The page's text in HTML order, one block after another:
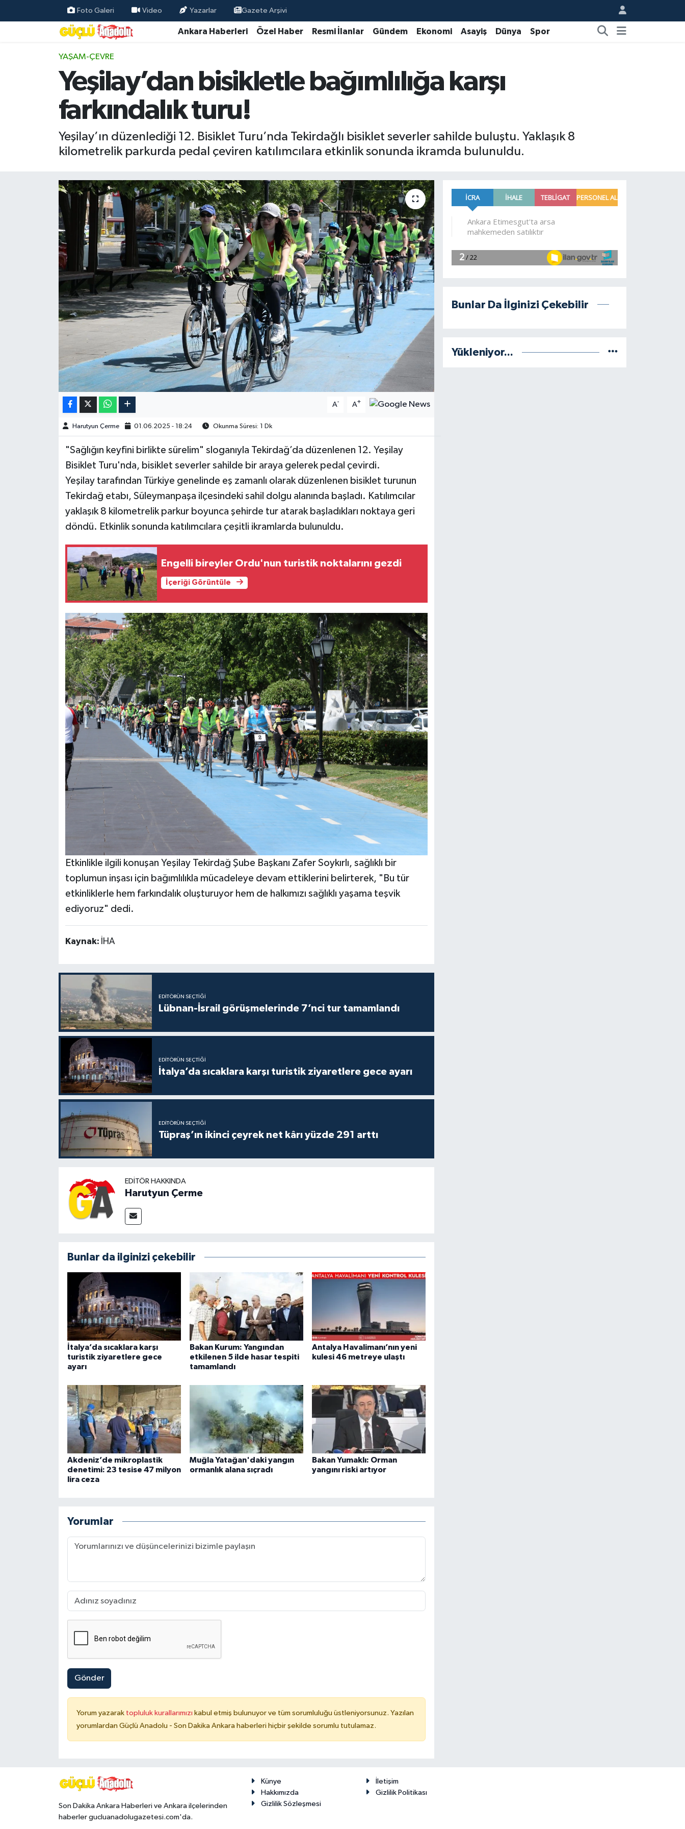
Foto Galeri Video Yazarlar Gazete Arşivi
Ankara Haberleri Özel Haber Resmi İlanlar Gündem Ekonomi Asayiş Dünya Spor
YAŞAM-ÇEVRE
Yeşilay’dan bisikletle bağımlılığa karşı
farkındalık turu!
Yeşilay’ın düzenlediği 12. Bisiklet Turu’nda Tekirdağlı bisiklet severler sahilde buluştu. Yaklaşık 8
kilometrelik parkurda pedal çeviren katılımcılara etkinlik sonunda ikramda bulunuldu.
A- A+
Harutyun Çerme 01.06.2025 - 18:24 Okunma Süresi: 1 Dk
"Sağlığın keyfini birlikte sürelim" sloganıyla Tekirdağ’da düzenlenen 12. Yeşilay
Bisiklet Turu'nda, bisiklet severler sahilde bir araya gelerek pedal çevirdi.
Yeşilay tarafından Türkiye genelinde eş zamanlı olarak düzenlenen bisiklet turunun
Tekirdağ etabı, Süleymanpaşa ilçesindeki sahil dolgu alanında başladı. Katılımcılar
yaklaşık 8 kilometrelik parkur boyunca şehirde tur atarak başladıkları noktaya geri
döndü. Etkinlik sonunda katılımcılara çeşitli ikramlarda bulunuldu.
Engelli bireyler Ordu'nun turistik noktalarını gezdi
İçeriği Görüntüle
Etkinlikle ilgili konuşan Yeşilay Tekirdağ Şube Başkanı Zafer Soykırlı, sağlıklı bir
toplumun inşası için bağımlılıkla mücadeleye devam ettiklerini belirterek, "Bu tür
etkinliklerle hem farkındalık oluşturuyor hem de halkımızı sağlıklı yaşama teşvik
ediyoruz" dedi.
Kaynak: İHA
EDITÖRÜN SEÇTIĞI
Lübnan-İsrail görüşmelerinde 7’nci tur tamamlandı
EDITÖRÜN SEÇTIĞI
İtalya’da sıcaklara karşı turistik ziyaretlere gece ayarı
EDITÖRÜN SEÇTIĞI
Tüpraş’ın ikinci çeyrek net kârı yüzde 291 arttı
EDITÖR HAKKINDA
Harutyun Çerme
Bunlar da ilginizi çekebilir
İtalya’da sıcaklara karşı
turistik ziyaretlere gece
ayarı
Bakan Kurum: Yangından
etkilenen 5 ilde hasar tespiti
tamamlandı
Antalya Havalimanı’nın yeni
kulesi 46 metreye ulaştı
Akdeniz’de mikroplastik
denetimi: 23 tesise 47 milyon
lira ceza
Muğla Yatağan'daki yangın
ormanlık alana sıçradı
Bakan Yumaklı: Orman
yangını riski artıyor
Yorumlar
Gönder
Yorum yazarak topluluk kurallarımızı kabul etmiş bulunuyor ve tüm sorumluluğu üstleniyorsunuz. Yazılan
yorumlardan Güçlü Anadolu - Son Dakika Ankara haberleri hiçbir şekilde sorumlu tutulamaz.
Bunlar Da İlginizi Çekebilir
Yükleniyor...
Son Dakika Ankara Haberleri ve Ankara ilçelerinden
haberler gucluanadolugazetesi.com'da.
Künye
İletişim
Hakkımızda
Gizlilik Politikası
Gizlilik Sözleşmesi
Özel Haber
Resmi İlanlar
Gündem
Magazin
Burç Yorumları
Kim kimdir?
Kültür Sanat
Yaşam-Çevre